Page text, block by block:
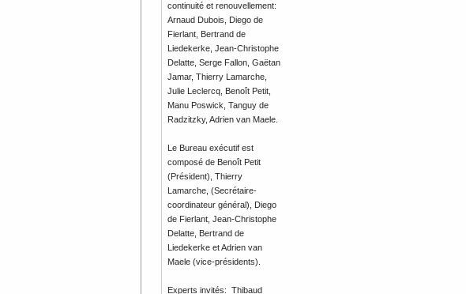
continuité et renouvellement:
Arnaud Dubois, Diego de
Fierlant, Bertrand de
Liedekerke, Jean-Christophe
Delatte, Serge Fallon, Gaëtan
Jamar, Thierry Lamarche,
Julie Leclercq, Benoît Petit,
Manu Poswick, Tanguy de
Radzitzky, Adrien van Maele.
Le Bureau exécutif est
composé de Benoît Petit
(Président), Thierry
Lamarche, (Secrétaire-
coordinateur général), Diego
de Fierlant, Jean-Christophe
Delatte, Bertrand de
Liedekerke et Adrien van
Maele (vice-présidents).
Experts invités: Thibaud